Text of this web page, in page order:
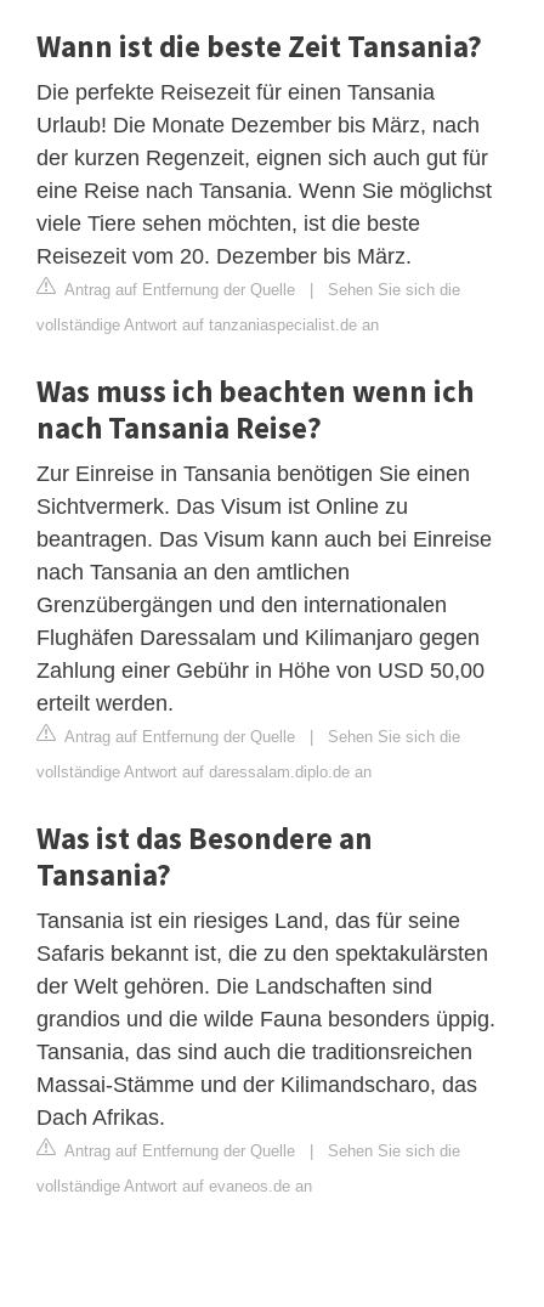
Wann ist die beste Zeit Tansania?
Die perfekte Reisezeit für einen Tansania
Urlaub! Die Monate Dezember bis März, nach
der kurzen Regenzeit, eignen sich auch gut für
eine Reise nach Tansania. Wenn Sie möglichst
viele Tiere sehen möchten, ist die beste
Reisezeit vom 20. Dezember bis März.
Antrag auf Entfernung der Quelle | Sehen Sie sich die
vollständige Antwort auf tanzaniaspecialist.de an
Was muss ich beachten wenn ich
nach Tansania Reise?
Zur Einreise in Tansania benötigen Sie einen
Sichtvermerk. Das Visum ist Online zu
beantragen. Das Visum kann auch bei Einreise
nach Tansania an den amtlichen
Grenzübergängen und den internationalen
Flughäfen Daressalam und Kilimanjaro gegen
Zahlung einer Gebühr in Höhe von USD 50,00
erteilt werden.
Antrag auf Entfernung der Quelle | Sehen Sie sich die
vollständige Antwort auf daressalam.diplo.de an
Was ist das Besondere an
Tansania?
Tansania ist ein riesiges Land, das für seine
Safaris bekannt ist, die zu den spektakulärsten
der Welt gehören. Die Landschaften sind
grandios und die wilde Fauna besonders üppig.
Tansania, das sind auch die traditionsreichen
Massai-Stämme und der Kilimandscharo, das
Dach Afrikas.
Antrag auf Entfernung der Quelle | Sehen Sie sich die
vollständige Antwort auf evaneos.de an